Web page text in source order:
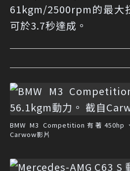
61kgm/2500rpm的最大
可於3.7秒達成。
BMW M3 Competition有著
Carwow影片